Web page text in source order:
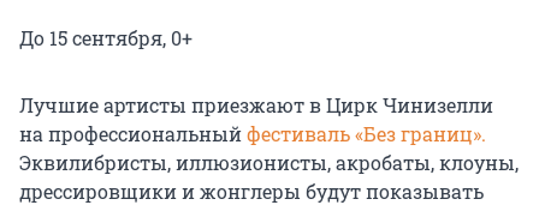
До 15 сентября, 0+
Лучшие артисты приезжают в Цирк Чинизелли
на профессиональныйфестиваль «Без границ».
Эквилибристы, иллюзионисты, акробаты, клоуны,
дрессировщики и жонглеры будут показывать